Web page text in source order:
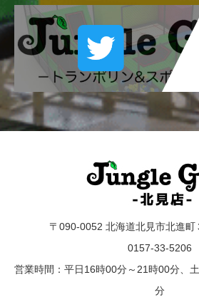
〒090-0052 北海道北見市北進町
0157-33-5206
営業時間：平日16時00分～21時00分、
分